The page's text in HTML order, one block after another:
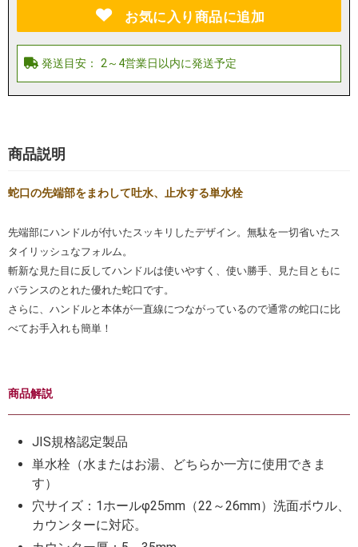
お気に入り商品に追加
商品説明
蛇口の先端部をまわして吐水、止水する単水栓
先端部にハンドルが付いたスッキリしたデザイン。無駄を一切省いたス
タイリッシュなフォルム。
斬新な見た目に反してハンドルは使いやすく、使い勝手、見た目ともに
バランスのとれた優れた蛇口です。
さらに、ハンドルと本体が一直線につながっているので通常の蛇口に比
べてお手入れも簡単！
商品解説
JIS規格認定製品
単水栓（水またはお湯、どちらか一方に使用できま
す）
穴サイズ：1ホールφ25mm（22～26mm）洗面ボウル、
カウンターに対応。